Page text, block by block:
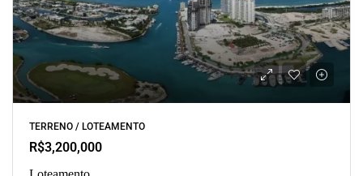
TERRENO / LOTEAMENTO
R$3,200,000